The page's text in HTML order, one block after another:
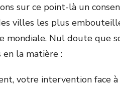
sur ce point-là un
villes les plus
mondiale. Nul doute que
en la matière :
votre intervention face